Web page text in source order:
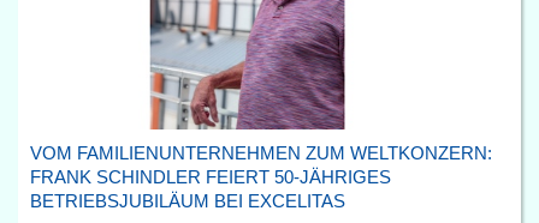
VOM FAMILIENUNTERNEHMEN ZUM WELTKONZERN:
FRANK SCHINDLER FEIERT 50-JÄHRIGES
BETRIEBSJUBILÄUM BEI EXCELITAS